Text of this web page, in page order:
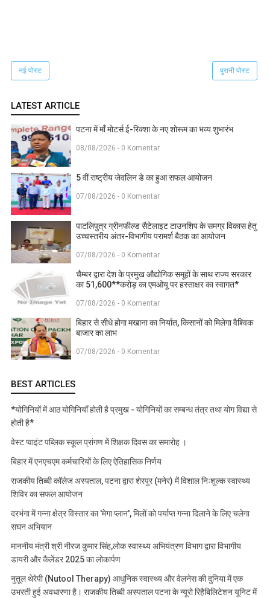
नई पोस्ट पुरानी पोस्ट
LATEST ARTICLE
पटना में माँ मोटर्स ई-रिक्शा के नए शोरूम का भव्य शुभारंभ
08/08/2026 - 0 Komentar
5 वीं राष्ट्रीय जेवलिन डे का हुआ सफल आयोजन
07/08/2026 - 0 Komentar
पाटलिपुत्र ग्रीनफील्ड सैटेलाइट टाउनशिप के समग्र विकास हेतु
उच्चस्तरीय अंतर-विभागीय परामर्श बैठक का आयोजन
07/08/2026 - 0 Komentar
चैम्बर द्वारा देश के प्रमुख औद्योगिक समूहों के साथ राज्य सरकार
का 51,600**करोड़ का एमओयू पर हस्ताक्षर का स्वागत*
07/08/2026 - 0 Komentar
बिहार से सीधे होगा मखाना का निर्यात, किसानों को मिलेगा वैश्विक
बाजार का लाभ
07/08/2026 - 0 Komentar
BEST ARTICLES
*योगिनियों में आठ योगिनियाँ होती है प्रमुख - योगिनियों का सम्बन्ध तंत्र तथा योग विद्या से
होती है*
वेस्ट प्वाइंट पब्लिक स्कूल प्रांगण में शिक्षक दिवस का समारोह ।
बिहार में एनएचएम कर्मचारियों के लिए ऐतिहासिक निर्णय
राजकीय तिब्बी कॉलेज अस्पताल, पटना द्वारा शेरपुर (मनेर) में विशाल निःशुल्क स्वास्थ्य
शिविर का सफल आयोजन
दरभंगा में गन्ना क्षेत्र विस्तार का 'मेगा प्लान', मिलों को पर्याप्त गन्ना दिलाने के लिए चलेगा
सघन अभियान
माननीय मंत्री श्री नीरज कुमार सिंह,लोक स्वास्थ्य अभियंत्रण विभाग द्वारा विभागीय
डायरी और कैलेंडर 2025 का लोकार्पण
नुतूल थेरेपी (Nutool Therapy) आधुनिक स्वास्थ्य और वेलनेस की दुनिया में एक
उभरती हुई अवधारणा है। राजकीय तिब्बी अस्पताल पटना के न्यूरो रिहैबिलिटेशन यूनिट में